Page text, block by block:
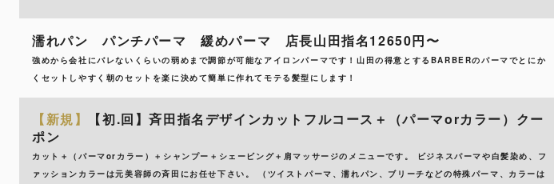
濡れパン パンチパーマ 緩めパーマ 店長山田指名12650円〜
強めから会社にバレないくらいの弱めまで調節が可能なアイロンパーマです！山田の得意とするBARBERのパーマでとにか
くセットしやすく朝のセットを楽に決めて簡単に作れてモテる髪型にします！
【新規】
【初.回】斉田指名デザインカットフルコース＋（パーマorカラー）クー
ポン
カット＋（パーマorカラー）＋シャンプー＋シェービング＋肩マッサージのメニューです。 ビジネスパーマや白髪染め、フ
ァッションカラーは元美容師の斉田にお任せ下さい。 （ツイストパーマ、濡れパン、ブリーチなどの特殊パーマ、カラーは